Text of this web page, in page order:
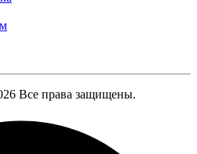
Все права защищены.